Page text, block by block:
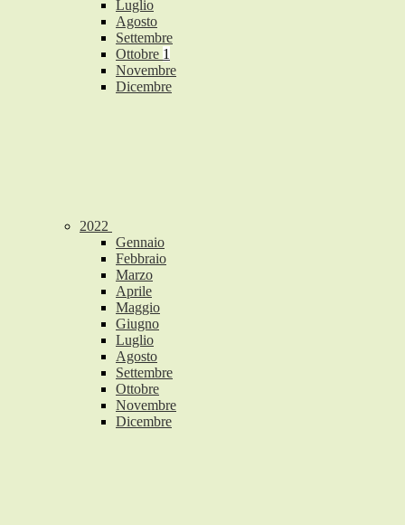
Luglio
Agosto
Settembre
Ottobre 1
Novembre
Dicembre
2022
Gennaio
Febbraio
Marzo
Aprile
Maggio
Giugno
Luglio
Agosto
Settembre
Ottobre
Novembre
Dicembre